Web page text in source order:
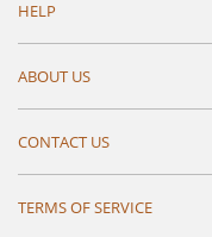
HELP
ABOUT US
CONTACT US
TERMS OF SERVICE